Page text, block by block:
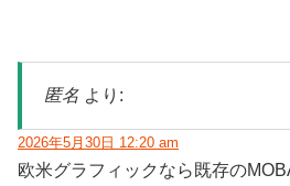
匿名 より:
2026年5月30日 12:20 am
欧米グラフィックなら既存の